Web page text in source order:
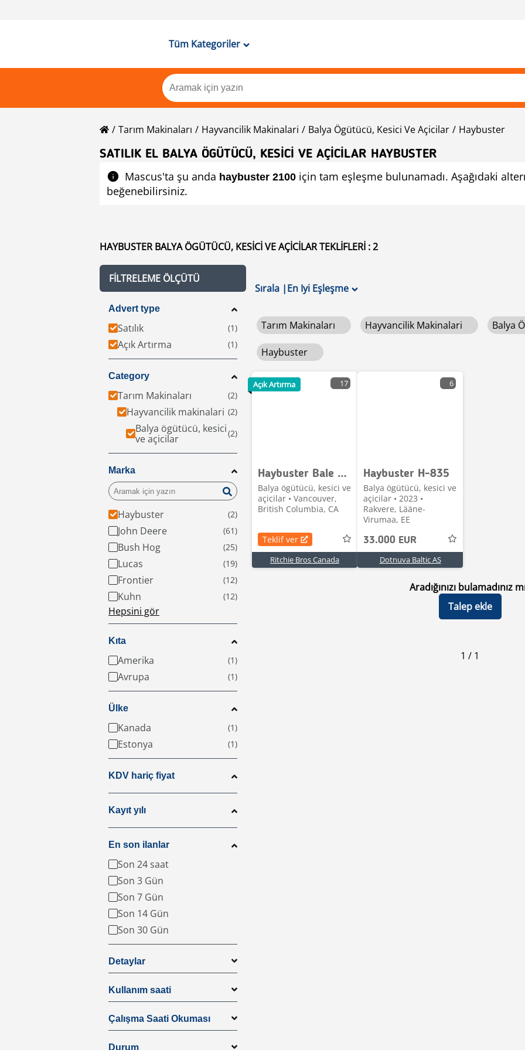
Tüm Kategoriler
Tarım Makinaları Hayvancilik Makinalari Balya Ögütücü, Kesici Ve Açicilar
Haybuster
SATILIK EL BALYA ÖGÜTÜCÜ, KESICI VE AÇICILAR HAYBUSTER
Mascus'ta şu anda haybuster 2100 için tam eşleşme bulunamadı. Aşağıdaki
beğenebilirsiniz.
HAYBUSTER BALYA ÖGÜTÜCÜ, KESICI VE AÇICILAR TEKLIFLERI : 2
FILTRELEME ÖLÇÜTÜ
Advert type
Satılık
Açık Artırma
Category
Tarım Makinaları
Hayvancilik makinalari
Balya ögütücü, kesici
ve açicilar
Marka
Haybuster
John Deere
Bush Hog
Lucas
Frontier
Kuhn
Hepsini gör
Kıta
Amerika
Avrupa
Ülke
Kanada
Estonya
KDV hariç fiyat
Kayıt yılı
En son ilanlar
Son 24 saat
Son 3 Gün
Son 7 Gün
Son 14 Gün
Son 30 Gün
Detaylar
Kullanım saati
Çalışma Saati Okuması
Durum
Sırala |En Iyi Eşleşme
Tarım Makinaları Hayvancilik Makinalari Balya
Haybuster
17
Haybuster Bale Processor
Balya ögütücü, kesici ve
açicilar • Vancouver,
British Columbia, CA
Teklif ver
Ritchie Bros Canada
Açık Artırma 6
Haybuster H-835
Balya ögütücü, kesici ve
açicilar • 2023 •
Rakvere, Lääne-
Virumaa, EE
33.000 EUR
Dotnuva Baltic AS
Aradığınızı bulamadınız
Talep ekle
1 / 1